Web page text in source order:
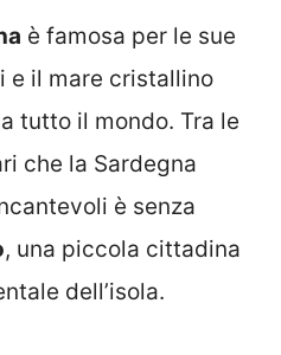
è famosa per le sue
e il mare cristallino
tutto il mondo. Tra le
che la Sardegna
è senza
, una piccola cittadina
dell’isola.